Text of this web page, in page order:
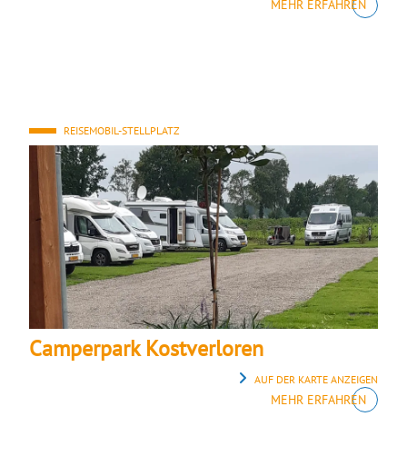
MEHR ERFAHREN
REISEMOBIL-STELLPLATZ
Camperpark Kostverloren
AUF DER KARTE ANZEIGEN
MEHR ERFAHREN